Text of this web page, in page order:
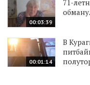
00:03:39
71-
00:01:14
В